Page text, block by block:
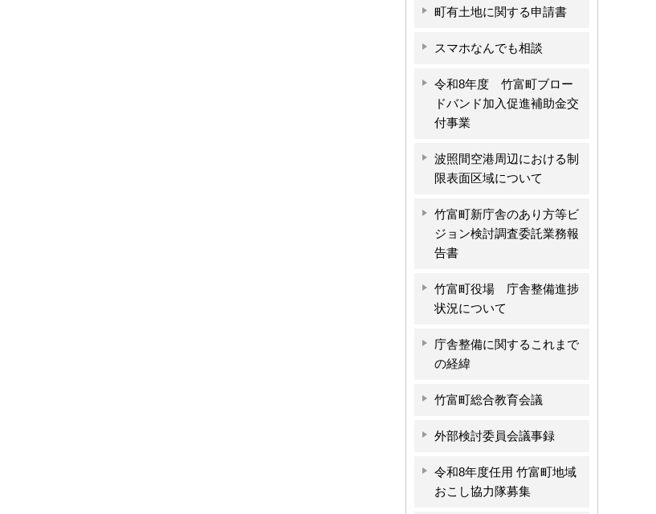
町有土地に関する申請書
スマホなんでも相談
令和8年度 竹富町ブロー
ドバンド加入促進補助金交
付事業
波照間空港周辺における制
限表面区域について
竹富町新庁舎のあり方等ビ
ジョン検討調査委託業務報
告書
竹富町役場 庁舎整備進捗
状況について
庁舎整備に関するこれまで
の経緯
竹富町総合教育会議
外部検討委員会議事録
令和8年度任用 竹富町地域
おこし協力隊募集